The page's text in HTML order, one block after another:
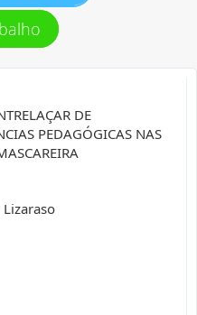
DE
PEDAGÓGICAS NAS